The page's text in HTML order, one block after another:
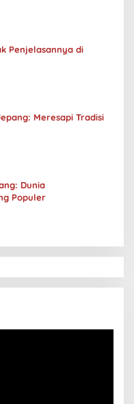
Penjelasannya di
Meresapi Tradisi
Dunia
Populer